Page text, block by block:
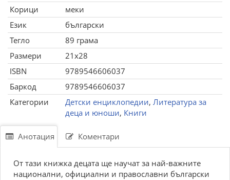
Корици
меки
Език
български
Тегло
89 грама
Размери
21x28
ISBN
9789546606037
Баркод
9789546606037
Категории
Детски енциклопедии, Литература за
деца и юноши, Книги
Анотация Коментари
От тази книжка децата ще научат за най-важните
национални, официални и православни български